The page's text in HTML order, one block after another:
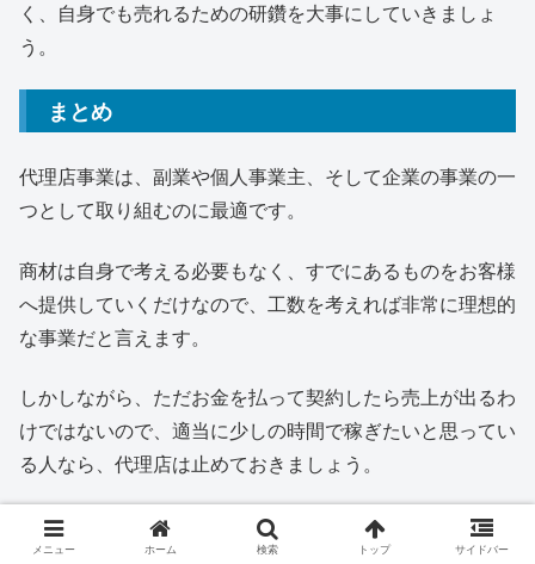
く、自身でも売れるための研鑽を大事にしていきましょ
う。
まとめ
代理店事業は、副業や個人事業主、そして企業の事業の一
つとして取り組むのに最適です。
商材は自身で考える必要もなく、すでにあるものをお客様
へ提供していくだけなので、工数を考えれば非常に理想的
な事業だと言えます。
しかしながら、ただお金を払って契約したら売上が出るわ
けではないので、適当に少しの時間で稼ぎたいと思ってい
る人なら、代理店は止めておきましょう。
是非売り上げを出したい、きちんと稼ぎたいけど商品アイ
ディアが浮かばないといった方に代理店事業はお勧めで
メニュー ホーム 検索 トップ サイドバー